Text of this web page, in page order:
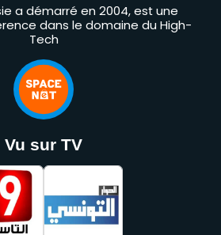
a démarré en 2004, est une
dans le domaine du High-
Tech
Vu sur TV